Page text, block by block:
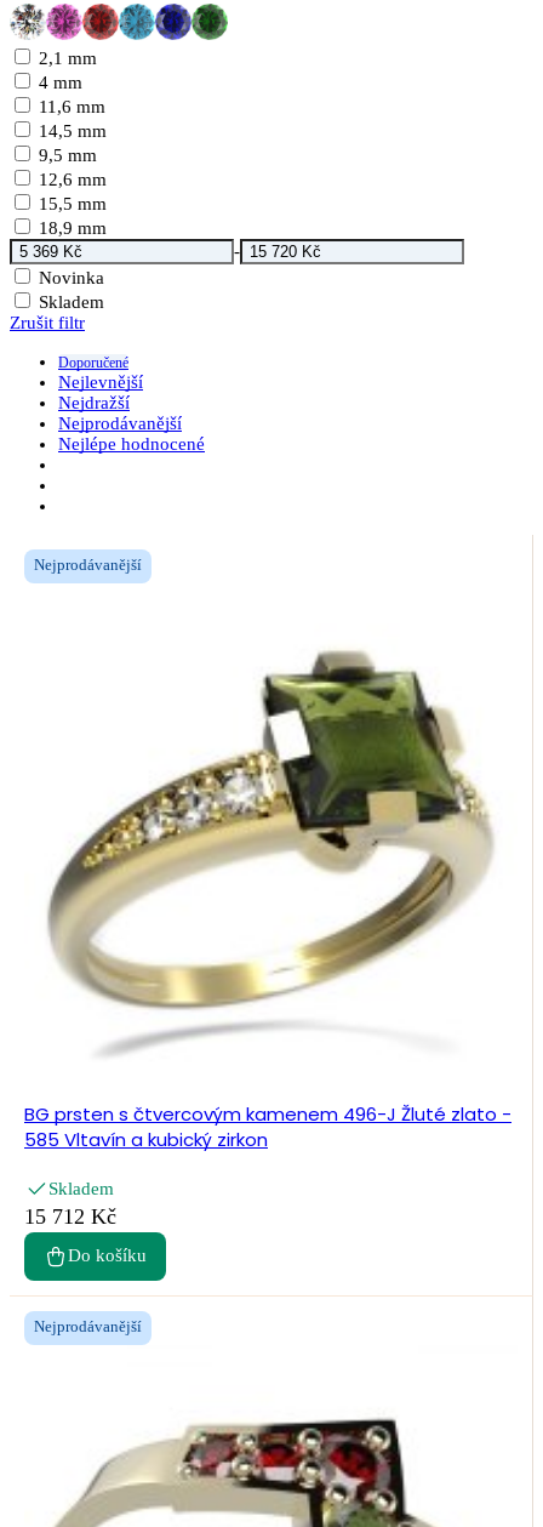
2,1 mm
4 mm
11,6 mm
14,5 mm
9,5 mm
12,6 mm
15,5 mm
18,9 mm
-
Novinka
Skladem
Zrušit filtr
Doporučené
Nejlevnější
Nejdražší
Nejprodávanější
Nejlépe hodnocené
Nejprodávanější
BG prsten s čtvercovým kamenem 496-J Žluté zlato -
585 Vltavín a kubický zirkon
Skladem
15 712 Kč
Do košíku
Nejprodávanější